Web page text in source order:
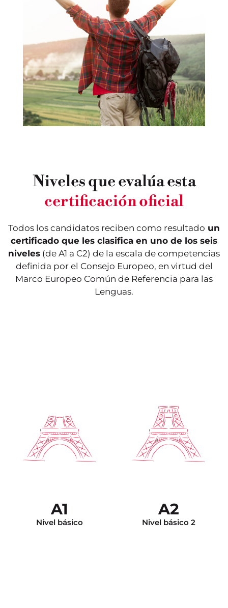
Niveles que evalúa esta
certificación oficial
Todos los candidatos reciben como resultado un
certificado que les clasifica en uno de los seis
niveles (de A1 a C2) de la escala de competencias
definida por el Consejo Europeo, en virtud del
Marco Europeo Común de Referencia para las
Lenguas.
Este nivel evalúa los
conocimientos iniciales.
Se trata del nivel más
elemental de uso del
“de descubrimiento”. En
esta fase, el alumno es
capaz de llevar a cabo
conversaciones sencillas:
puede hablar de sí
mismo y de su entorno
inmediato.
A1
Nivel básico
Este nivel valida los
conocimientos
lingüísticos de un usuario
elemental, considerado
candidato ya es capaz de
realizar tareas sencillas
de la vida cotidiana.
Puede utilizar las
fórmulas de cortesía y de
intercambio más
frecuentes.
A2
Nivel básico 2
Nivel independiente.
Puede entender y
participar en una
discusión, dar su opinión,
Puede argumentar para
dar su opinión,
desarrollar su punto de
vista y sus conocimientos